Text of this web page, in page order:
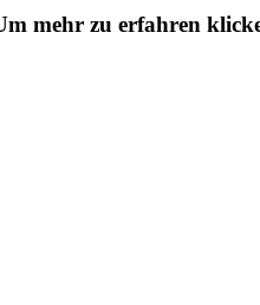
mehr zu erfahren